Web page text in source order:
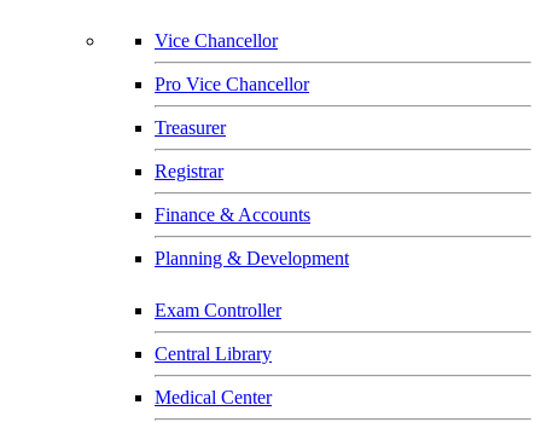
Vice Chancellor
Pro Vice Chancellor
Treasurer
Registrar
Finance & Accounts
Planning & Development
Exam Controller
Central Library
Medical Center